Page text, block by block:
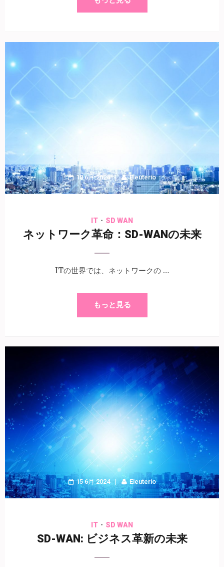
18 6月 2024 Eleuterio
IT ・ SD WAN
ネットワーク革命：SD-WANの未来
ITの世界では、ネットワークの …
もっと見る
15 6月 2024 Eleuterio
IT ・ SD WAN
SD-WAN: ビジネス革新の未来